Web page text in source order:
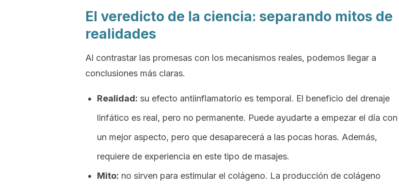
El veredicto de la ciencia: separando mitos de
realidades
Al contrastar las promesas con los mecanismos reales, podemos llegar a
conclusiones más claras.
Realidad: su efecto antiinflamatorio es temporal. El beneficio del drenaje
linfático es real, pero no permanente. Puede ayudarte a empezar el día con
un mejor aspecto, pero que desaparecerá a las pocas horas. Además,
requiere de experiencia en este tipo de masajes.
Mito: no sirven para estimular el colágeno. La producción de colágeno